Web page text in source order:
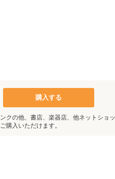
購入する
クの他、書店、楽器店、他ネットショッ
購入いただけます。